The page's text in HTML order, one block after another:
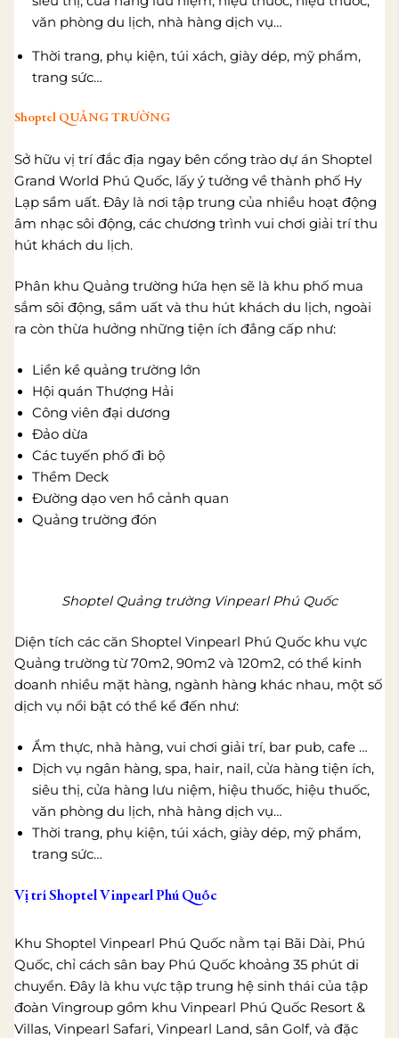
văn phòng du lịch, nhà hàng dịch vụ…
Thời trang, phụ kiện, túi xách, giày dép, mỹ phẩm,
trang sức…
Shoptel QUẢNG TRƯỜNG
Sở hữu vị trí đắc địa ngay bên cổng trào dự án Shoptel
Grand World Phú Quốc, lấy ý tưởng về thành phố Hy
Lạp sầm uất. Đây là nơi tập trung của nhiều hoạt động
âm nhạc sôi động, các chương trình vui chơi giải trí thu
hút khách du lịch.
Phân khu Quảng trường hứa hẹn sẽ là khu phố mua
sắm sôi động, sầm uất và thu hút khách du lịch, ngoài
ra còn thừa hưởng những tiện ích đẳng cấp như:
Liền kề quảng trường lớn
Hội quán Thượng Hải
Công viên đại dương
Đảo dừa
Các tuyến phố đi bộ
Thềm Deck
Đường dạo ven hồ cảnh quan
Quảng trường đón
Shoptel Quảng trường Vinpearl Phú Quốc
Diện tích các căn Shoptel Vinpearl Phú Quốc khu vực
Quảng trường từ 70m2, 90m2 và 120m2, có thể kinh
doanh nhiều mặt hàng, ngành hàng khác nhau, một số
dịch vụ nổi bật có thể kể đến như:
Ẩm thực, nhà hàng, vui chơi giải trí, bar pub, cafe …
Dịch vụ ngân hàng, spa, hair, nail, cửa hàng tiện ích,
siêu thị, cửa hàng lưu niệm, hiệu thuốc, hiệu thuốc,
văn phòng du lịch, nhà hàng dịch vụ…
Thời trang, phụ kiện, túi xách, giày dép, mỹ phẩm,
trang sức…
Vị trí Shoptel Vinpearl Phú Quốc
Khu Shoptel Vinpearl Phú Quốc nằm tại Bãi Dài, Phú
Quốc, chỉ cách sân bay Phú Quốc khoảng 35 phút di
chuyển. Đây là khu vực tập trung hệ sinh thái của tập
đoàn Vingroup gồm khu Vinpearl Phú Quốc Resort &
Villas, Vinpearl Safari, Vinpearl Land, sân Golf, và đặc